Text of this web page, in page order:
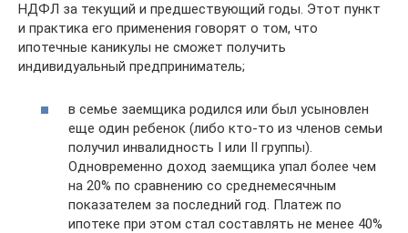
НДФЛ за текущий и предшествующий годы. Этот пункт
и практика его применения говорят о том, что
ипотечные каникулы не сможет получить
индивидуальный предприниматель;
в семье заемщика родился или был усыновлен
еще один ребенок (либо кто-то из членов семьи
получил инвалидность I или II группы).
Одновременно доход заемщика упал более чем
на 20% по сравнению со среднемесячным
показателем за последний год. Платеж по
ипотеке при этом стал составлять не менее 40%